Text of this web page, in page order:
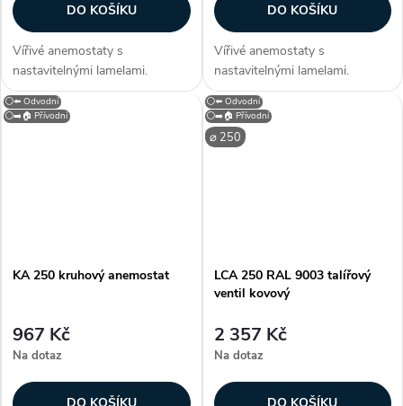
DO KOŠÍKU
Vířivé anemostaty s
nastavitelnými lamelami.
Konstrukce Anemostaty jsou
vyrobeny z hliníku, lamely z
DO KOŠÍKU
Vířivé anemostaty s
nastavitelnými lamelami.
Konstrukce Anemostaty jsou
vyrobeny z hliníku, lamely z
ocelového plechu. Anemostat
je opatřen bílou vypalovací
⚪⬅️ Odvodní
⚪➡️🏠 Přívodní
KA 250 kruhový anemostat
967 Kč
Na dotaz
⌀ 250
⚪⬅️ Odvodní
⚪➡️🏠 Přívodní
LCA 250 RAL 9003 talířový
ventil kovový
2 357 Kč
Na dotaz